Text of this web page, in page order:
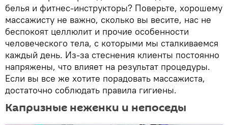
белья и фитнес-инструкторы? Поверьте, хорошему
массажисту не важно, сколько вы весите, нас не
беспокоят целлюлит и прочие особенности
человеческого тела, с которыми мы сталкиваемся
каждый день. Из-за стеснения клиенты постоянно
напряжены, что влияет на результат процедуры.
Если вы все же хотите порадовать массажиста,
достаточно соблюдать правила гигиены.
Капризные неженки и непоседы